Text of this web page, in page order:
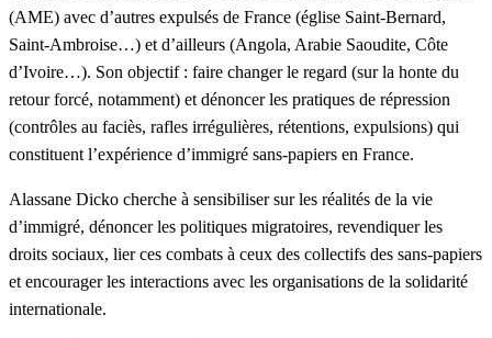
(AME) avec d’autres expulsés de France (église Saint-Bernard,
Saint-Ambroise…) et d’ailleurs (Angola, Arabie Saoudite, Côte
d’Ivoire…). Son objectif : faire changer le regard (sur la honte du
retour forcé, notamment) et dénoncer les pratiques de répression
(contrôles au faciès, rafles irrégulières, rétentions, expulsions) qui
constituent l’expérience d’immigré sans-papiers en France.
Alassane Dicko cherche à sensibiliser sur les réalités de la vie
d’immigré, dénoncer les politiques migratoires, revendiquer les
droits sociaux, lier ces combats à ceux des collectifs des sans-papiers
et encourager les interactions avec les organisations de la solidarité
internationale.